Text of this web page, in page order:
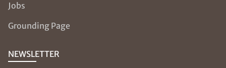
Jobs
Grounding Page
NEWSLETTER